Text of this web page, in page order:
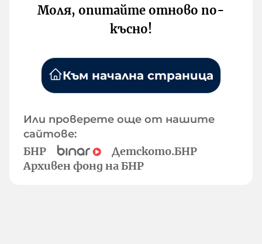
Моля, опитайте отново по-
късно!
Към начална страница
Или проверете още от нашите
сайтове:
БНР
Детското.БНР
Архивен фонд на БНР